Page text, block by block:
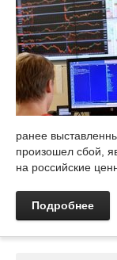
ранее
произошел сбой,
на российские
Подробнее